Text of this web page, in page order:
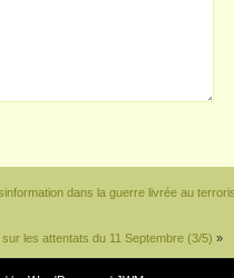
dans la guerre livrée au
les attentats du 11 Septembre (3/5) »